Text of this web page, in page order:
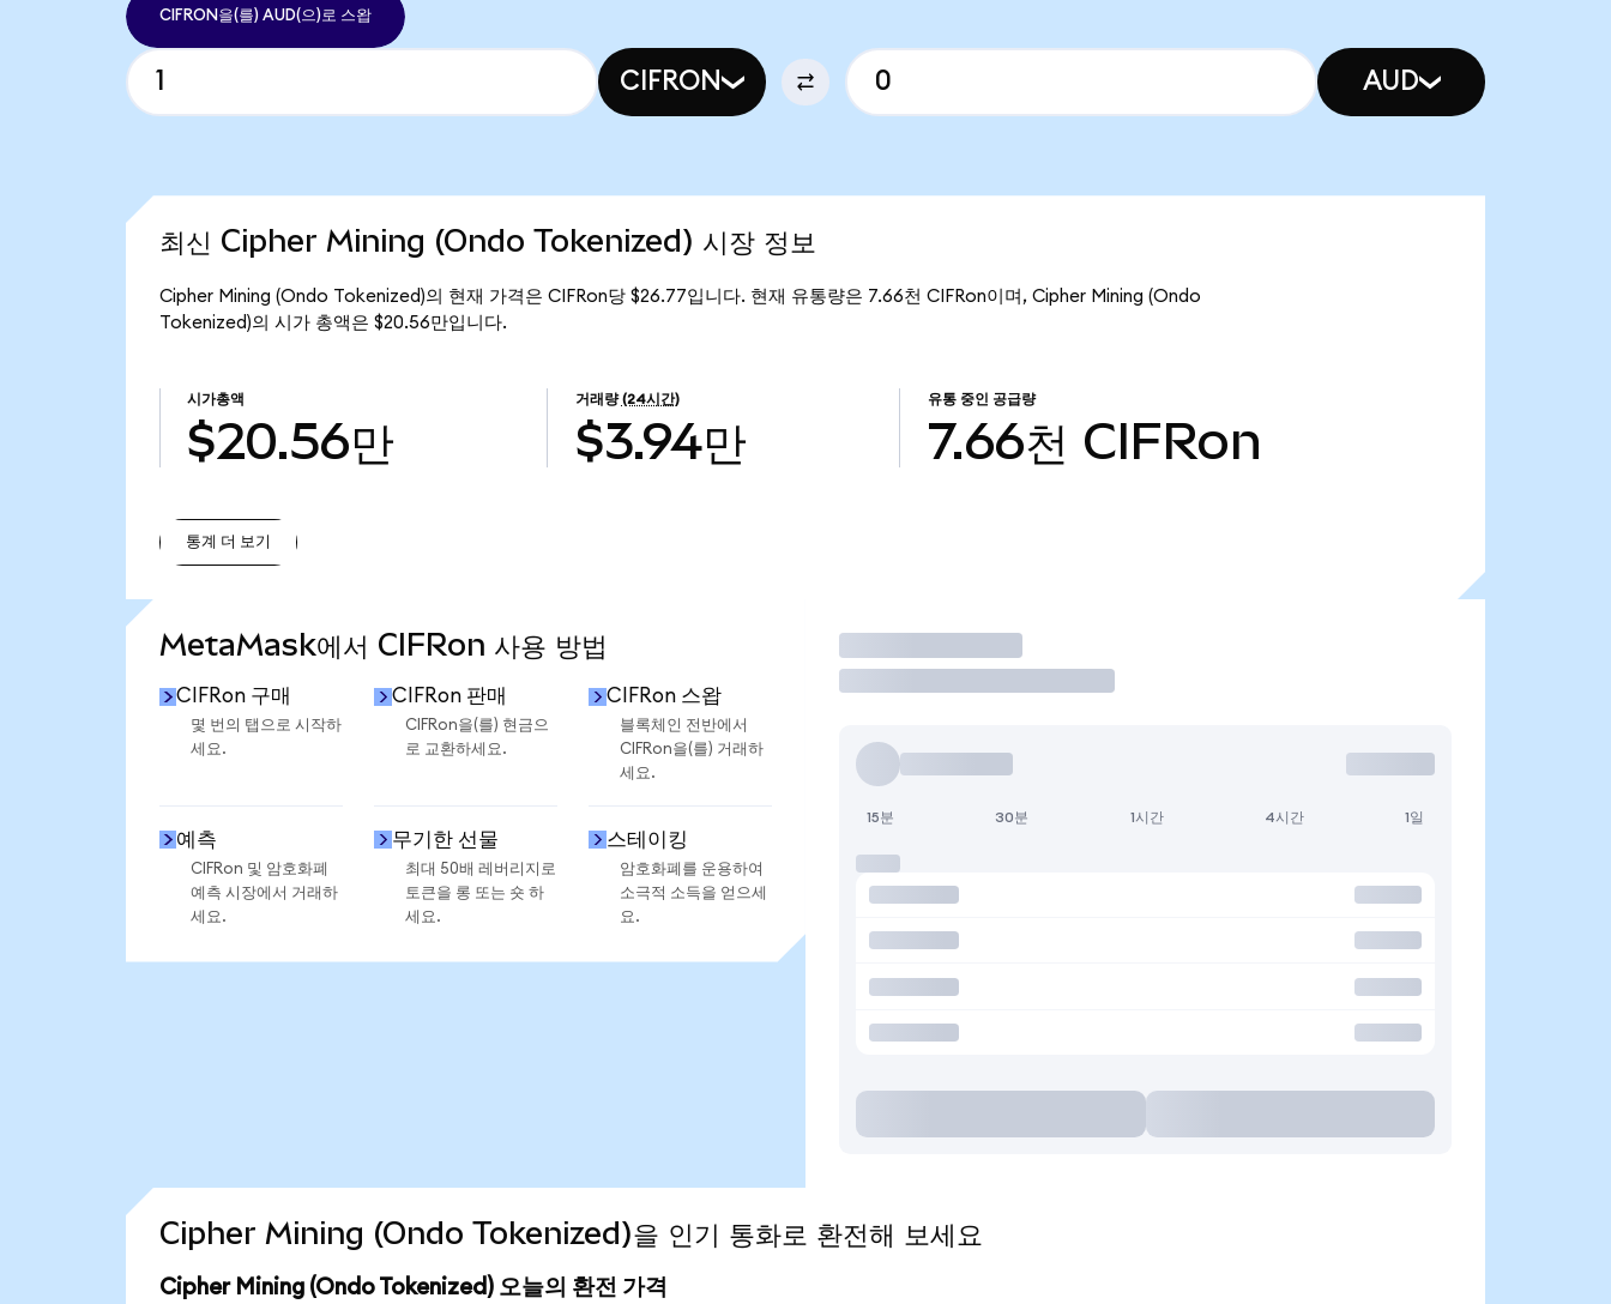
CIFRON을(를) AUD(으)로 스왑
CIFRON AUD
최신 Cipher Mining (Ondo Tokenized) 시장 정보
Cipher Mining (Ondo Tokenized)의 현재 가격은 CIFRon당 $26.77입니다. 현재 유통량은 7.66천 CIFRon이며, Cipher Mining (Ondo
Tokenized)의 시가 총액은 $20.56만입니다.
시가총액
$20.56만
거래량 (24시간)
$3.94만
유통 중인 공급량
7.66천 CIFRon
통계 더 보기
MetaMask에서 CIFRon 사용 방법
CIFRon 구매
몇 번의 탭으로 시작하
세요.
CIFRon 판매
CIFRon을(를) 현금으
로 교환하세요.
CIFRon 스왑
블록체인 전반에서
CIFRon을(를) 거래하
세요.
예측
CIFRon 및 암호화폐
예측 시장에서 거래하
세요.
무기한 선물
최대 50배 레버리지로
토큰을 롱 또는 숏 하
세요.
스테이킹
암호화폐를 운용하여
소극적 소득을 얻으세
요.
거래
15분 30분 1시간 4시간 1일
Cipher Mining (Ondo Tokenized)을 인기 통화로 환전해 보세요
Cipher Mining (Ondo Tokenized) 오늘의 환전 가격